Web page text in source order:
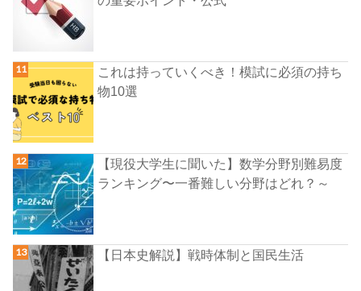
これは持っていくべき！模試に必須の持ち
物10選
【現役大学生に聞いた】数学分野別難易度
ランキング〜一番難しい分野はどれ？～
【日本史解説】戦時体制と国民生活